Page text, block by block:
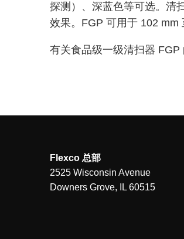
探测）、深蓝色等可选。清
效果。FGP 可用于 102 mm
有关食品级一级清扫器 FGP
Flexco 总部
2525 Wisconsin Avenue
Downers Grove, IL 60515